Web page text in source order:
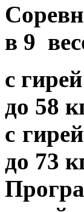
в 9
с
до 58
с
до 73